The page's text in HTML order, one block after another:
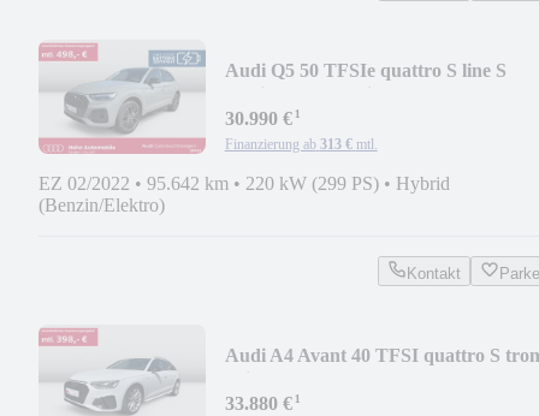
Audi Q5 50 TFSIe quattro S line S
30.990 €¹
Finanzierung ab 313 € mtl.
EZ 02/2022 • 95.642 km • 220 kW (299 PS) • Hybrid
(Benzin/Elektro)
Kontakt
Audi A4 Avant 40 TFSI quattro S
33.880 €¹